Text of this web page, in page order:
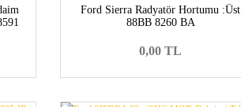
Ford Sierra Radyatör Hortumu :Üst
88BB 8260 BA
0,00 TL